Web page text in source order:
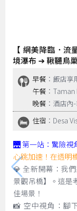
【 網美降臨．
境瀑布 ➔ 鞦韆鳥
早餐 ：飯店享
午餐 ：
晚餐 ：酒店內
住宿 ：Desa
🌉 第一站：驚險視
心跳加速！在透明
💎 全新開幕：我
景觀吊橋】。這是
佳場景！
📸 空中視角：腳